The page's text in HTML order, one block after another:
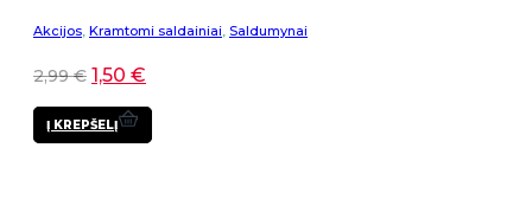
Akcijos, Kramtomi saldainiai, Saldumynai
2,99€ 1,50 €
Į KREPŠELĮ